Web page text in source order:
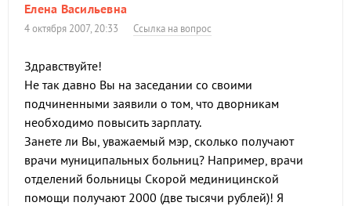
Елена Васильевна
4 октября 2007, 20:33 Ссылка на вопрос
Здравствуйте!
Не так давно Вы на заседании со cвоими
подчиненными заявили о том, что дворникам
необходимо повысить зарплату.
Занете ли Вы, уважаемый мэр, сколько получают
врачи муниципальных больниц? Например, врачи
отделений больницы Скорой мединицинской
помощи получают 2000 (две тысячи рублей)! Я